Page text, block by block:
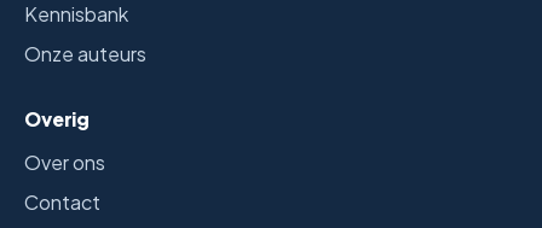
Kennisbank
Onze auteurs
Overig
Over ons
Contact